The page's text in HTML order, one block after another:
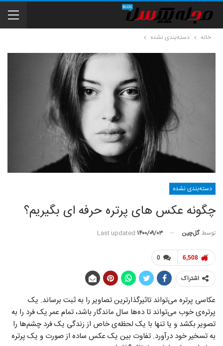
خانه دسته‌بندی نشده
دسته‌بندی نشده
چگونه عکس های پرتره حرفه ای بگیریم؟
توسط گل‌چین Last updated ۱۴۰۰/۰۹/۰۳
0 6,508
اشتراک
عکاسی پرتره می‌تواند تاثیرگذارترین تصاویر را به ثبت برساند. یک
پرتره‌ی خوب می‌تواند تا ده‌ها سال ماندگار باشد، تمام عمر یک فرد را به
تصویر بکشد و یا تنها با یک لحظه‌ی خاص از زندگی یک فرد چشم‌ها را
به تسخیر خود درآورد. تفاوت بین یک عکس ساده از صورت و یک پرتره